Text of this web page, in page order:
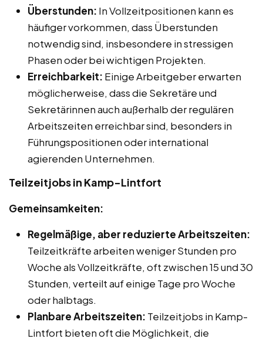
Überstunden: In Vollzeitpositionen kann es
häufiger vorkommen, dass Überstunden
notwendig sind, insbesondere in stressigen
Phasen oder bei wichtigen Projekten.
Erreichbarkeit: Einige Arbeitgeber erwarten
möglicherweise, dass die Sekretäre und
Sekretärinnen auch außerhalb der regulären
Arbeitszeiten erreichbar sind, besonders in
Führungspositionen oder international
agierenden Unternehmen.
Teilzeitjobs in Kamp-Lintfort
Gemeinsamkeiten:
Regelmäßige, aber reduzierte Arbeitszeiten:
Teilzeitkräfte arbeiten weniger Stunden pro
Woche als Vollzeitkräfte, oft zwischen 15 und 30
Stunden, verteilt auf einige Tage pro Woche
oder halbtags.
Planbare Arbeitszeiten: Teilzeitjobs in Kamp-
Lintfort bieten oft die Möglichkeit, die